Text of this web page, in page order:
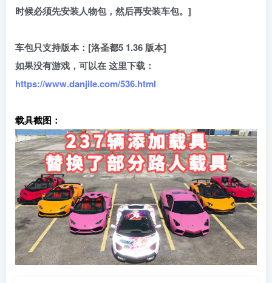
时候必须先安装人物包，然后再安装车包。]
车包只支持版本：[洛圣都5 1.36 版本]
如果没有游戏，可以在 这里下载：
https://www.danjile.com/536.html
载具截图：